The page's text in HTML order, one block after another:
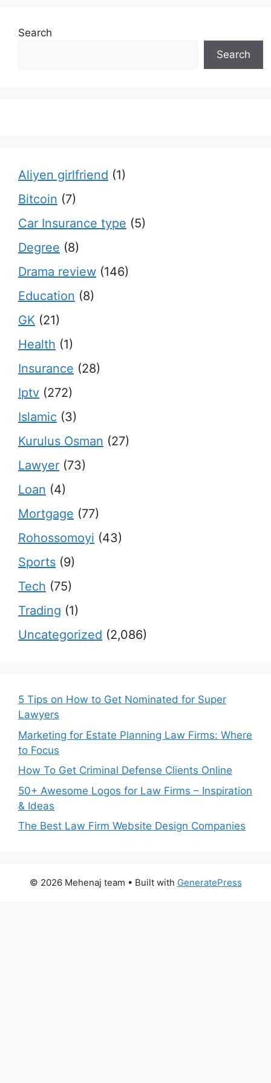
Search
Search
Aliyen girlfriend (1)
Bitcoin (7)
Car Insurance type (5)
Degree (8)
Drama review (146)
Education (8)
GK (21)
Health (1)
Insurance (28)
Iptv (272)
Islamic (3)
Kurulus Osman (27)
Lawyer (73)
Loan (4)
Mortgage (77)
Rohossomoyi (43)
Sports (9)
Tech (75)
Trading (1)
Uncategorized (2,086)
5 Tips on How to Get Nominated for Super
Lawyers
Marketing for Estate Planning Law Firms: Where
to Focus
How To Get Criminal Defense Clients Online
50+ Awesome Logos for Law Firms – Inspiration
& Ideas
The Best Law Firm Website Design Companies
© 2026 Mehenaj team • Built with GeneratePress